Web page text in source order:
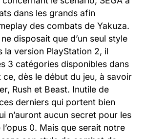
dans les grands afin
des combats de Yakuza.
disposait que d’un seul style
la version PlayStation 2, il
3 catégories disponibles dans
ce, dès le début du jeu, à savoir
Rush et Beast. Inutile de
derniers qui portent bien
n’auront aucun secret pour les
0. Mais que serait notre